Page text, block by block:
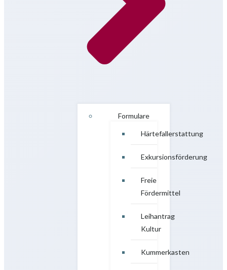
Formulare
Härtefallerstattung
Exkursionsförderung
Freie
Fördermittel
Leihantrag
Kultur
Kummerkasten